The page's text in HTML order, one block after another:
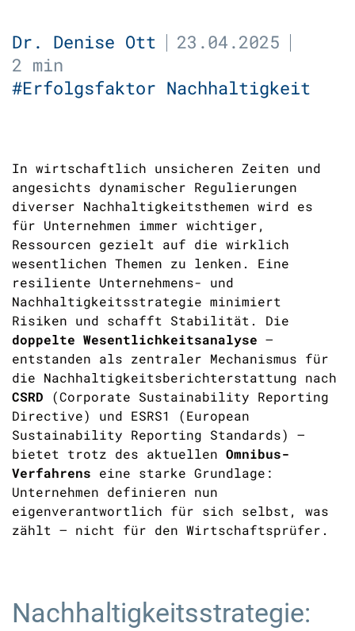
Dr. Denise Ott
23.04.2025
2 min
#Erfolgsfaktor Nachhaltigkeit
In wirtschaftlich unsicheren Zeiten und
angesichts dynamischer Regulierungen
diverser Nachhaltigkeitsthemen wird es
für Unternehmen immer wichtiger,
Ressourcen gezielt auf die wirklich
wesentlichen Themen zu lenken. Eine
resiliente Unternehmens- und
Nachhaltigkeitsstrategie minimiert
Risiken und schafft Stabilität. Die
doppelte Wesentlichkeitsanalyse –
entstanden als zentraler Mechanismus für
die Nachhaltigkeitsberichterstattung nach
CSRD (Corporate Sustainability Reporting
Directive) und ESRS1 (European
Sustainability Reporting Standards) –
bietet trotz des aktuellen Omnibus-
Verfahrens eine starke Grundlage:
Unternehmen definieren nun
eigenverantwortlich für sich selbst, was
zählt – nicht für den Wirtschaftsprüfer.
Nachhaltigkeitsstrategie: